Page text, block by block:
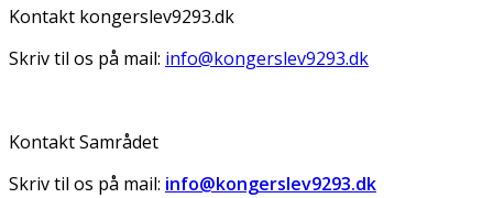
Kontakt kongerslev9293.dk
Skriv til os på mail: info@kongerslev9293.dk
Kontakt Samrådet
Skriv til os på mail: info@kongerslev9293.dk